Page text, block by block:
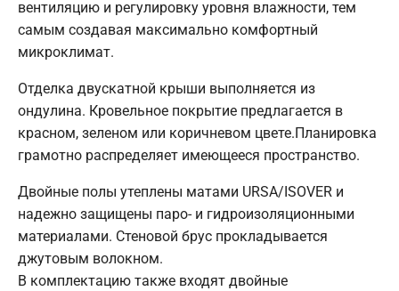
вентиляцию и регулировку уровня влажности, тем
самым создавая максимально комфортный
микроклимат.
Отделка двускатной крыши выполняется из
ондулина. Кровельное покрытие предлагается в
красном, зеленом или коричневом цвете.Планировка
грамотно распределяет имеющееся пространство.
Двойные полы утеплены матами URSA/ISOVER и
надежно защищены паро- и гидроизоляционными
материалами. Стеновой брус прокладывается
джутовым волокном.
В комплектацию также входят двойные